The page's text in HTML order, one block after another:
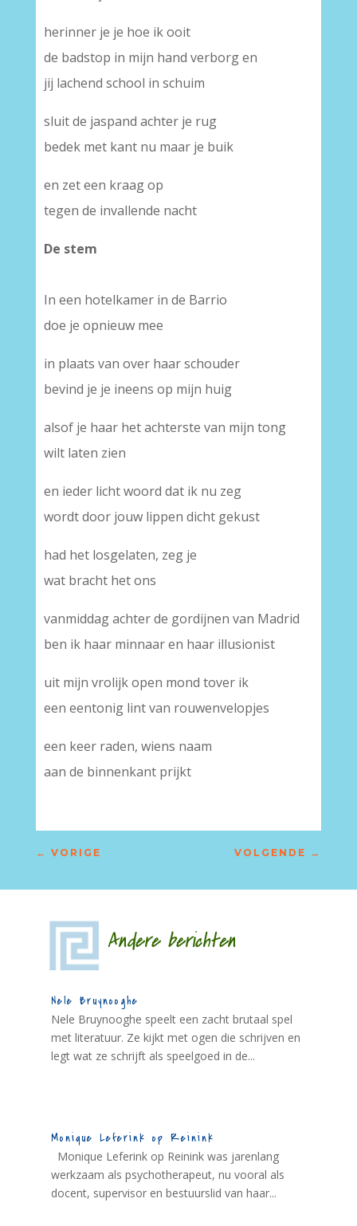
herinner je je hoe ik ooit
de badstop in mijn hand verborg en
jij lachend school in schuim
sluit de jaspand achter je rug
bedek met kant nu maar je buik
en zet een kraag op
tegen de invallende nacht
De stem
In een hotelkamer in de Barrio
doe je opnieuw mee
in plaats van over haar schouder
bevind je je ineens op mijn huig
alsof je haar het achterste van mijn tong
wilt laten zien
en ieder licht woord dat ik nu zeg
wordt door jouw lippen dicht gekust
had het losgelaten, zeg je
wat bracht het ons
vanmiddag achter de gordijnen van Madrid
ben ik haar minnaar en haar illusionist
uit mijn vrolijk open mond tover ik
een eentonig lint van rouwenvelopjes
een keer raden, wiens naam
aan de binnenkant prijkt
← VORIGE VOLGENDE →
Andere berichten
Nele Bruynooghe
Nele Bruynooghe speelt een zacht brutaal spel
met literatuur. Ze kijkt met ogen die schrijven en
legt wat ze schrijft als speelgoed in de...
Monique Leferink op Reinink
Monique Leferink op Reinink was jarenlang
werkzaam als psychotherapeut, nu vooral als
docent, supervisor en bestuurslid van haar...